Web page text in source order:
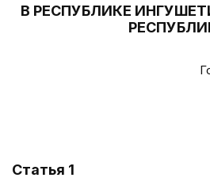
В РЕСПУБЛИКЕ
Статья 1